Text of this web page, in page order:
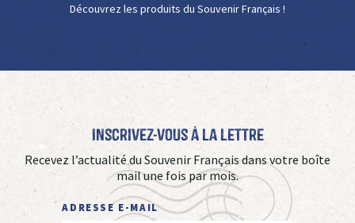
Découvrez les produits du Souvenir Français !
Inscrivez-vous à La Lettre
Recevez l’actualité du Souvenir Français dans votre boîte
mail une fois par mois.
ADRESSE E-MAIL